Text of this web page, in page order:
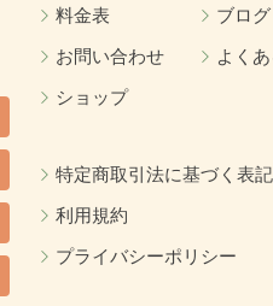
料金表
ブログ
お問い合わせ
よく
ショップ
特定商取引法に基づく表記
利用規約
プライバシーポリシー